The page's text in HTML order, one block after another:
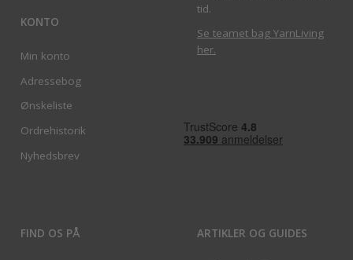
KONTO
Min konto
Adressebog
Ønskeliste
Ordrehistorik
Nyhedsbrev
tid.
Se teamet bag YarnLiving
her.
FIND OS PÅ ARTIKLER OG GUIDES